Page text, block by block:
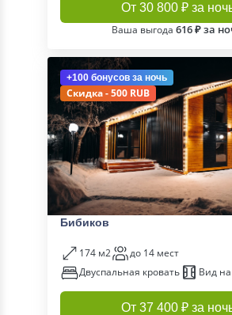
От 30 800 ₽ за
Ваша выгода 616 ₽ за
+100 бонусов за ночь
Скидка - 500 RUB
Бибиков
174 м2
до 14 мест
Двуспальная кровать
Вид
От 37 400 ₽ за